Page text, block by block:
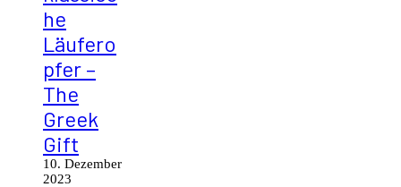
he
Läufero
pfer –
The
Greek
Gift
10. Dezember
2023